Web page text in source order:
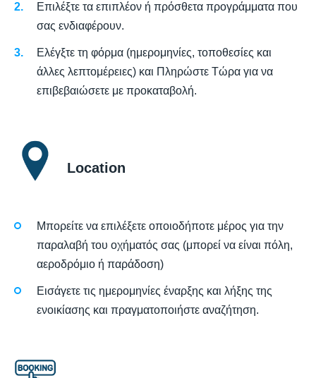
Επιλέξτε τα επιπλέον ή πρόσθετα προγράμματα που
σας ενδιαφέρουν.
Ελέγξτε τη φόρμα (ημερομηνίες, τοποθεσίες και
άλλες λεπτομέρειες) και Πληρώστε Τώρα για να
επιβεβαιώσετε με προκαταβολή.
Location
Μπορείτε να επιλέξετε οποιοδήποτε μέρος για την
παραλαβή του οχήματός σας (μπορεί να είναι πόλη,
αεροδρόμιο ή παράδοση)
Εισάγετε τις ημερομηνίες έναρξης και λήξης της
ενοικίασης και πραγματοποιήστε αναζήτηση.